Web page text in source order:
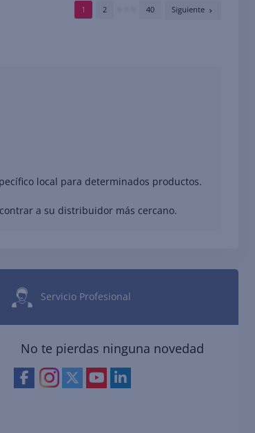
1 2 40 Siguiente
local para determinados productos.
a su distribuidor más cercano.
Servicio Profesional
No te pierdas ninguna novedad